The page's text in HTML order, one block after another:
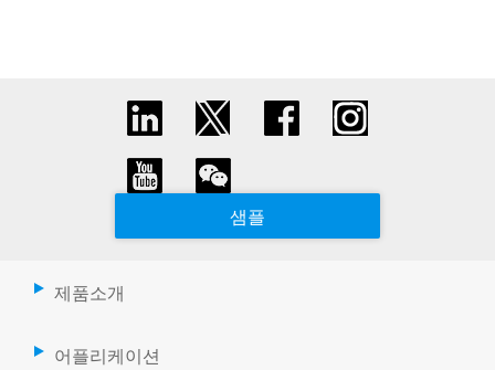
샘플
제품소개
어플리케이션